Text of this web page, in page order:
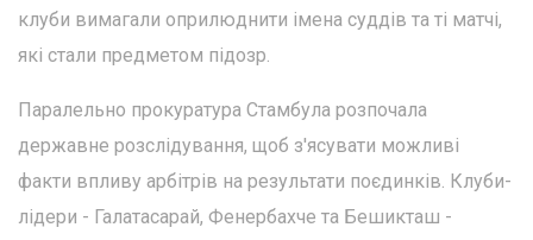
клуби вимагали оприлюднити імена суддів та ті матчі,
які стали предметом підозр.
Паралельно прокуратура Стамбула розпочала
державне розслідування, щоб з'ясувати можливі
факти впливу арбітрів на результати поєдинків. Клуби-
лідери - Галатасарай, Фенербахче та Бешикташ -